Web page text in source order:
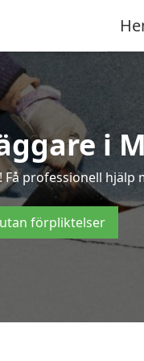
i
professionell
förpliktelser